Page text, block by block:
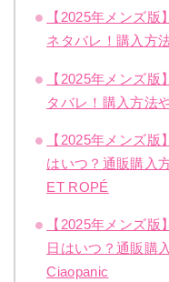
【2025年メンズ
ネタバレ！購入方
【2025年メンズ
タバレ！購入方法
【2025年メンズ
はいつ？通販購入
ET ROPÉ
【2025年メンズ
日はいつ？通販購
Ciaopanic